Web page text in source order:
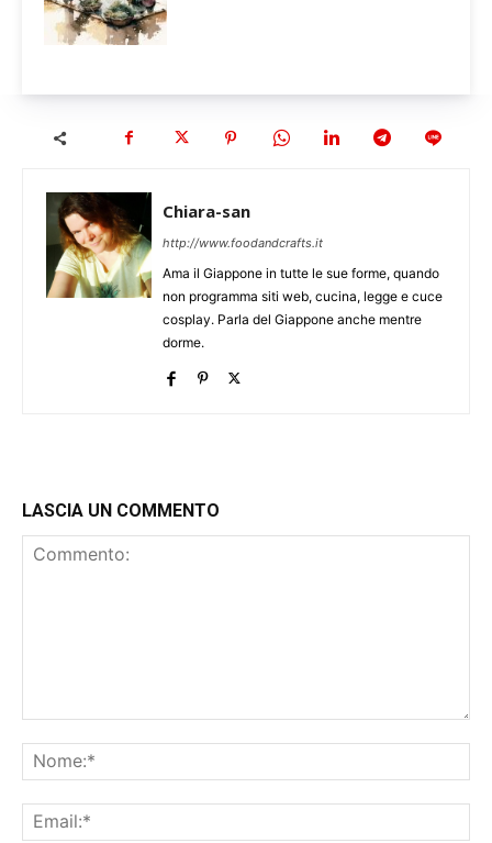
Chiara-san
http://www.foodandcrafts.it
Ama il Giappone in tutte le sue forme, quando
non programma siti web, cucina, legge e cuce
cosplay. Parla del Giappone anche mentre
dorme.
LASCIA UN COMMENTO